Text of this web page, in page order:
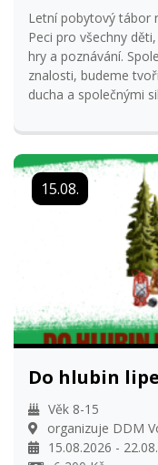
Letní pobytový tábor
Peci pro všechny
hry a poznávání. Společně si prohloubíme přírodovědné
znalosti, budeme
ducha a společnými
spolupráci s DDM
let, které láká dobrodružství a
přijaty děti z kroužků CEV
těší Terka Müllerová
15.08.
Do hlubin
Věk 8-15
organizuje DDM
15.08.2026 -